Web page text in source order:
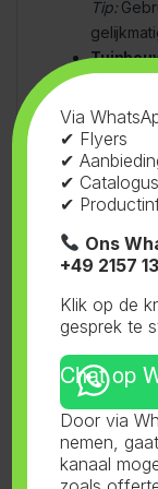
Tip:
Tip:
hoge
Gebruik
Gebruik:
Plaats
cm).
Via
✔ Flyers
✔
✔ Catalogus
✔
Ons
+49 2157
Klik op de
gesprek te
Chat op
Door via
nemen,
kanaal